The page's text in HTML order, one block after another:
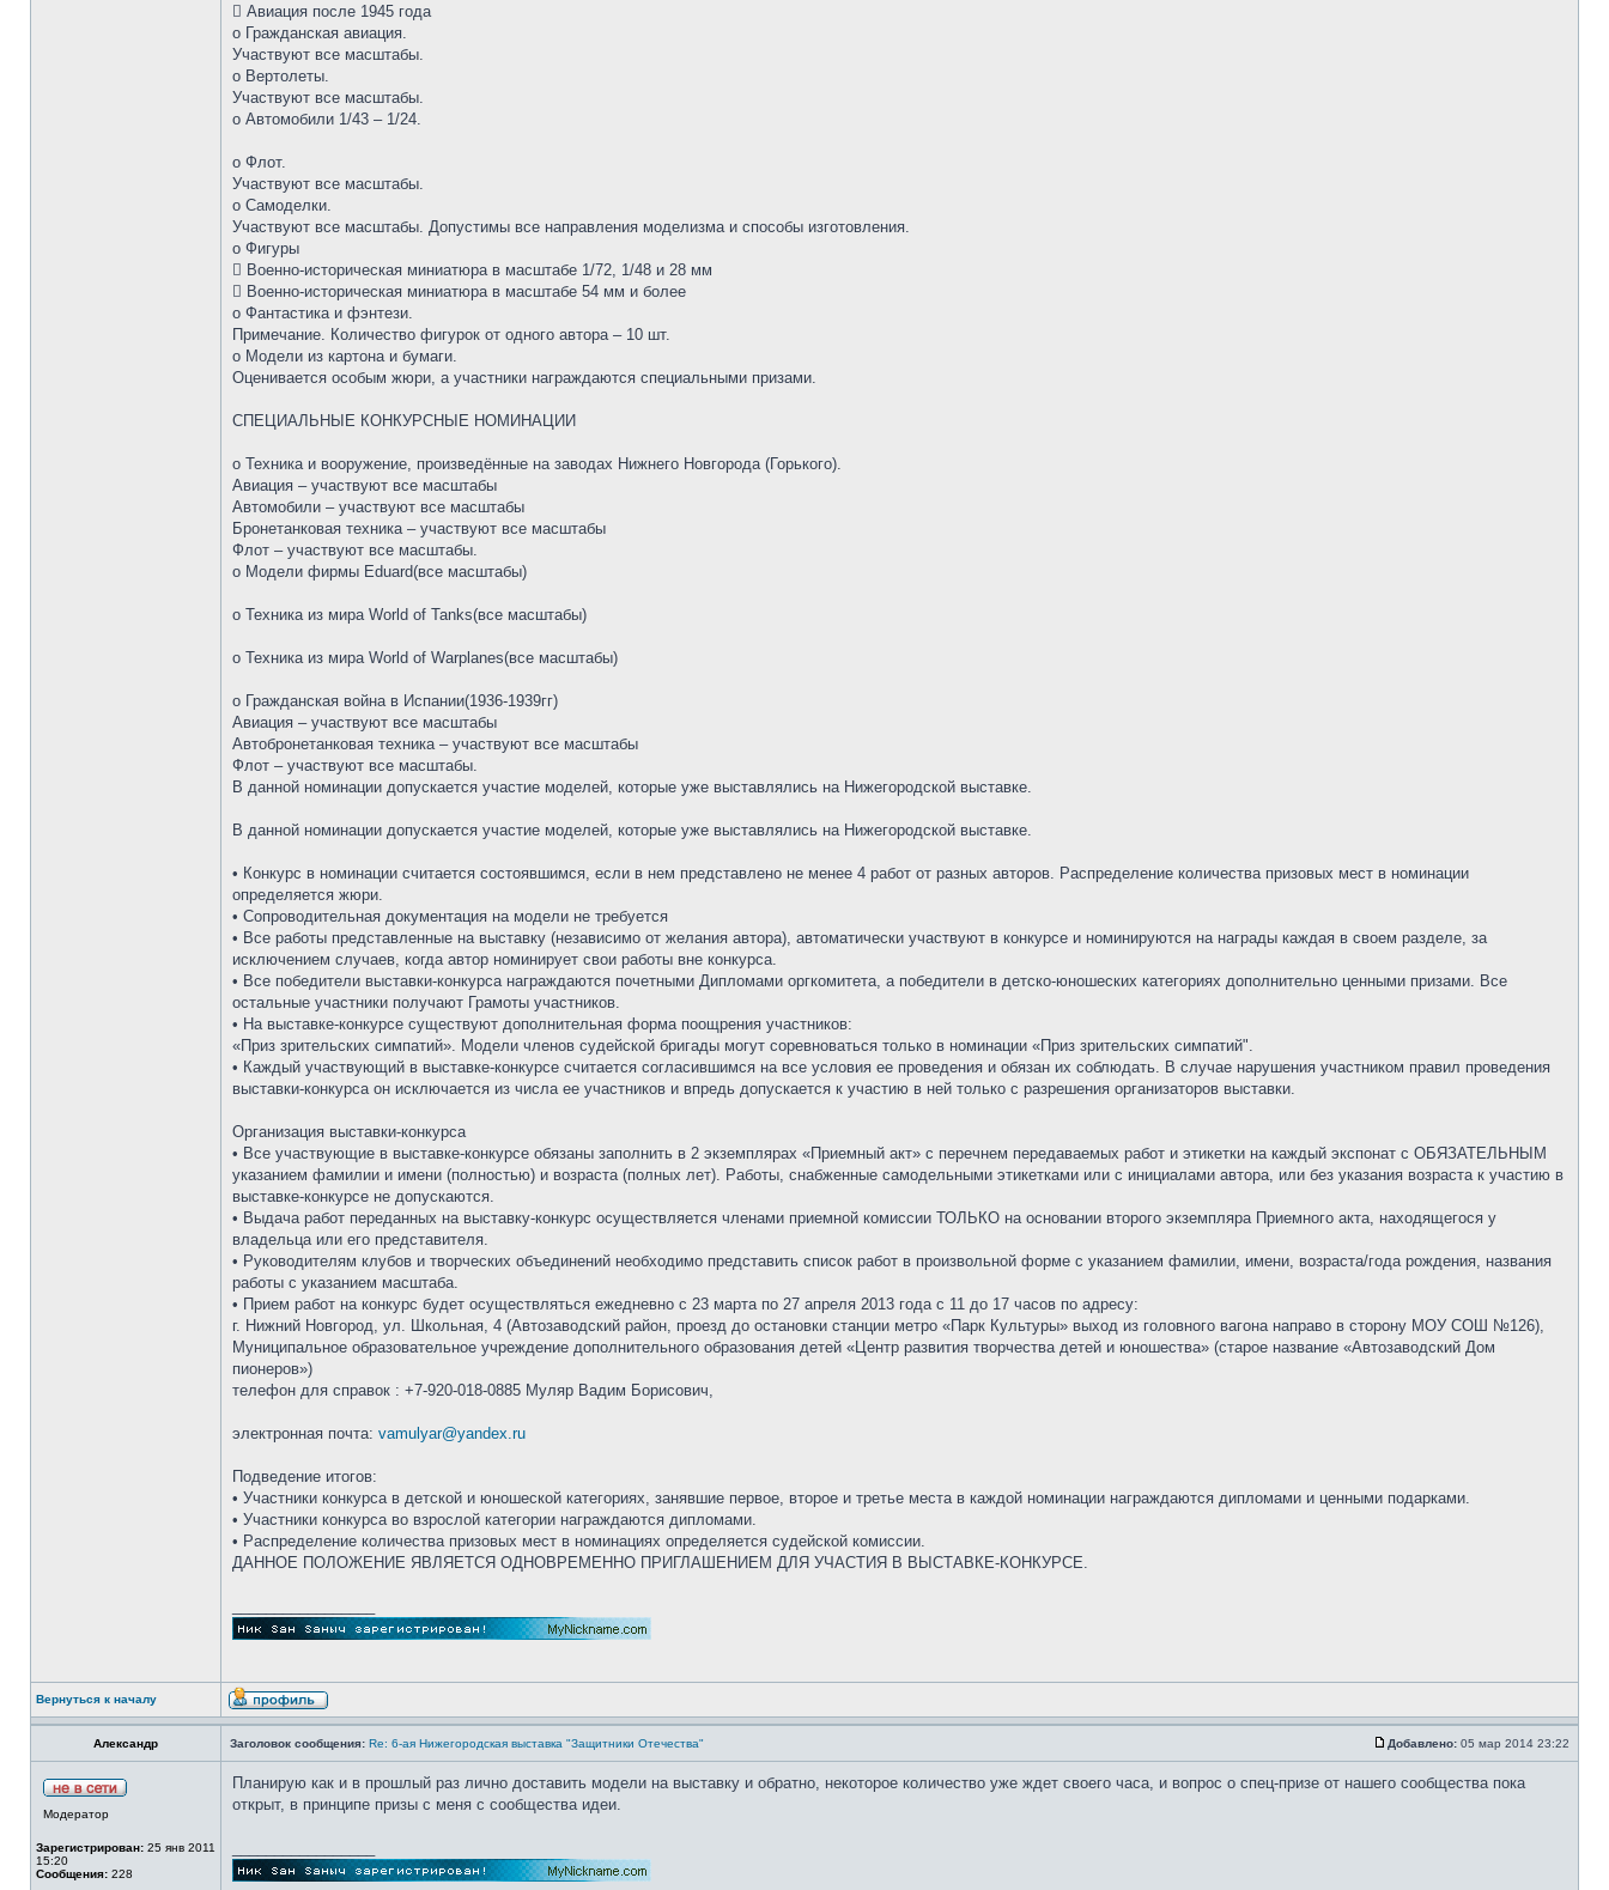
 Авиация после 1945 года
o Гражданская авиация.
Участвуют все масштабы.
o Вертолеты.
Участвуют все масштабы.
o Автомобили 1/43 – 1/24.
o Флот.
Участвуют все масштабы.
o Самоделки.
Участвуют все масштабы. Допустимы все направления моделизма и способы изготовления.
o Фигуры
 Военно-историческая миниатюра в масштабе 1/72, 1/48 и 28 мм
 Военно-историческая миниатюра в масштабе 54 мм и более
o Фантастика и фэнтези.
Примечание. Количество фигурок от одного автора – 10 шт.
o Модели из картона и бумаги.
Оценивается особым жюри, а участники награждаются специальными призами.
СПЕЦИАЛЬНЫЕ КОНКУРСНЫЕ НОМИНАЦИИ
o Техника и вооружение, произведённые на заводах Нижнего Новгорода (Горького).
Авиация – участвуют все масштабы
Автомобили – участвуют все масштабы
Бронетанковая техника – участвуют все масштабы
Флот – участвуют все масштабы.
o Модели фирмы Eduard(все масштабы)
o Техника из мира World of Tanks(все масштабы)
o Техника из мира World of Warplanes(все масштабы)
o Гражданская война в Испании(1936-1939гг)
Авиация – участвуют все масштабы
Автобронетанковая техника – участвуют все масштабы
Флот – участвуют все масштабы.
В данной номинации допускается участие моделей, которые уже выставлялись на Нижегородской выставке.
В данной номинации допускается участие моделей, которые уже выставлялись на Нижегородской выставке.
• Конкурс в номинации считается состоявшимся, если в нем представлено не менее 4 работ от разных авторов. Распределение количества призовых мест в номинации
определяется жюри.
• Сопроводительная документация на модели не требуется
• Все работы представленные на выставку (независимо от желания автора), автоматически участвуют в конкурсе и номинируются на награды каждая в своем разделе, за
исключением случаев, когда автор номинирует свои работы вне конкурса.
• Все победители выставки-конкурса награждаются почетными Дипломами оргкомитета, а победители в детско-юношеских категориях дополнительно ценными призами. Все
остальные участники получают Грамоты участников.
• На выставке-конкурсе существуют дополнительная форма поощрения участников:
«Приз зрительских симпатий». Модели членов судейской бригады могут соревноваться только в номинации «Приз зрительских симпатий".
• Каждый участвующий в выставке-конкурсе считается согласившимся на все условия ее проведения и обязан их соблюдать. В случае нарушения участником правил проведения
выставки-конкурса он исключается из числа ее участников и впредь допускается к участию в ней только с разрешения организаторов выставки.
Организация выставки-конкурса
• Все участвующие в выставке-конкурсе обязаны заполнить в 2 экземплярах «Приемный акт» с перечнем передаваемых работ и этикетки на каждый экспонат с ОБЯЗАТЕЛЬНЫМ
указанием фамилии и имени (полностью) и возраста (полных лет). Работы, снабженные самодельными этикетками или с инициалами автора, или без указания возраста к участию в
выставке-конкурсе не допускаются.
• Выдача работ переданных на выставку-конкурс осуществляется членами приемной комиссии ТОЛЬКО на основании второго экземпляра Приемного акта, находящегося у
владельца или его представителя.
• Руководителям клубов и творческих объединений необходимо представить список работ в произвольной форме с указанием фамилии, имени, возраста/года рождения, названия
работы с указанием масштаба.
• Прием работ на конкурс будет осуществляться ежедневно с 23 марта по 27 апреля 2013 года с 11 до 17 часов по адресу:
г. Нижний Новгород, ул. Школьная, 4 (Автозаводский район, проезд до остановки станции метро «Парк Культуры» выход из головного вагона направо в сторону МОУ СОШ №126),
Муниципальное образовательное учреждение дополнительного образования детей «Центр развития творчества детей и юношества» (старое название «Автозаводский Дом
пионеров»)
телефон для справок : +7-920-018-0885 Муляр Вадим Борисович,
электронная почта: vamulyar@yandex.ru
Подведение итогов:
• Участники конкурса в детской и юношеской категориях, занявшие первое, второе и третье места в каждой номинации награждаются дипломами и ценными подарками.
• Участники конкурса во взрослой категории награждаются дипломами.
• Распределение количества призовых мест в номинациях определяется судейской комиссии.
ДАННОЕ ПОЛОЖЕНИЕ ЯВЛЯЕТСЯ ОДНОВРЕМЕННО ПРИГЛАШЕНИЕМ ДЛЯ УЧАСТИЯ В ВЫСТАВКЕ-КОНКУРСЕ.
Вернуться к началу
Александр Заголовок сообщения: Re: 6-ая Нижегородская выставка "Защитники Отечества" Добавлено: 05 мар 2014 23:22
Модератор
Зарегистрирован: 25 янв 2011
15:20
Сообщения: 228
Планирую как и в прошлый раз лично доставить модели на выставку и обратно, некоторое количество уже ждет своего часа, и вопрос о спец-призе от нашего сообщества пока
открыт, в принципе призы с меня с сообщества идеи.